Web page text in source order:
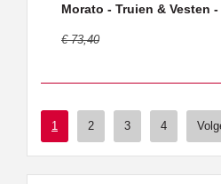
Morato - Truien & Vesten
€ 73,40
1 2 3 4